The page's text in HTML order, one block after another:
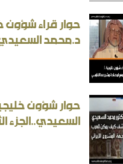
والأجوبة غير المنطقية في
حوار قراء
د.محمد
حوار شؤون
السعيدي..الجزء